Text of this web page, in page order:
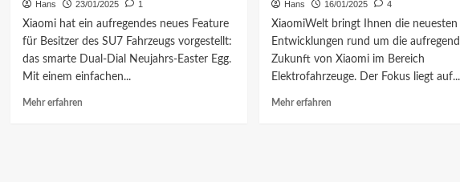
die
Zukunft
der
Elektrogeräte
Pro?
Neues
Geheimnis
Xiaomi-
Hans 23/01/2025 1
Xiaomi hat ein aufregendes neues Feature
für Besitzer des SU7 Fahrzeugs vorgestellt:
das smarte Dual-Dial Neujahrs-Easter Egg.
Mit einem einfachen...
Mehr erfahrenMehr
Hans 16/01/2025 4
XiaomiWelt bringt Ihnen die neuesten
Entwicklungen rund um die
Zukunft von Xiaomi im Bereich
Elektrofahrzeuge. Der Fokus liegt auf...
Mehr erfahrenMehr